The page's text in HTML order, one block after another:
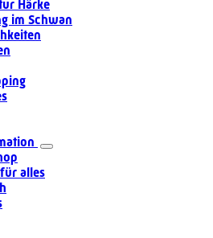
Härke
im Schwan
für alles